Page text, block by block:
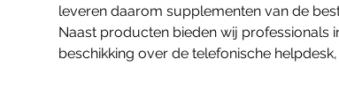
leveren daarom supplementen van de
Naast producten bieden wij professionals
beschikking over de telefonische